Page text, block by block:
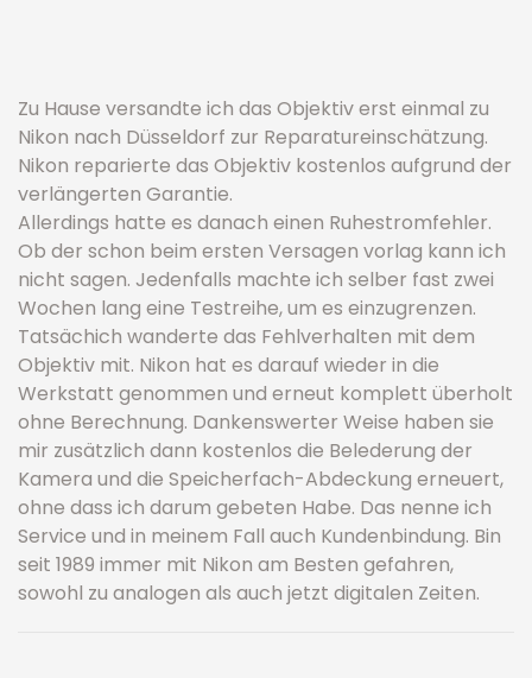
Zu Hause versandte ich das Objektiv erst einmal zu
Nikon nach Düsseldorf zur Reparatureinschätzung.
Nikon reparierte das Objektiv kostenlos aufgrund der
verlängerten Garantie.
Allerdings hatte es danach einen Ruhestromfehler.
Ob der schon beim ersten Versagen vorlag kann ich
nicht sagen. Jedenfalls machte ich selber fast zwei
Wochen lang eine Testreihe, um es einzugrenzen.
Tatsächich wanderte das Fehlverhalten mit dem
Objektiv mit. Nikon hat es darauf wieder in die
Werkstatt genommen und erneut komplett überholt
ohne Berechnung. Dankenswerter Weise haben sie
mir zusätzlich dann kostenlos die Belederung der
Kamera und die Speicherfach-Abdeckung erneuert,
ohne dass ich darum gebeten Habe. Das nenne ich
Service und in meinem Fall auch Kundenbindung. Bin
seit 1989 immer mit Nikon am Besten gefahren,
sowohl zu analogen als auch jetzt digitalen Zeiten.